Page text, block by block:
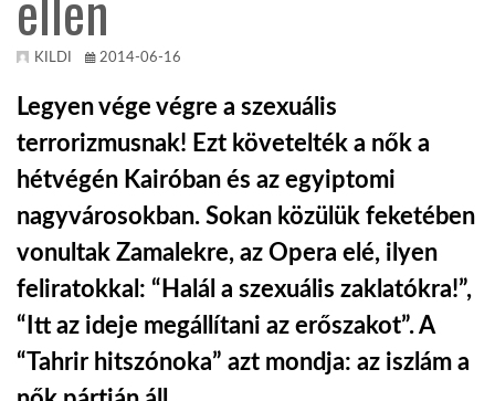
GLOBOTV
AFRIKA TUDÁSTÁR
A NAP SZÉPE
LINKTR.EE
GLOBOZSARU
KILDI 2014-06-16
Legyen vége végre a szexuális
terrorizmusnak! Ezt követelték a nők a
hétvégén Kairóban és az egyiptomi
nagyvárosokban. Sokan közülük feketében
vonultak Zamalekre, az Opera elé, ilyen
feliratokkal: “Halál a szexuális zaklatókra!”,
“Itt az ideje megállítani az erőszakot”. A
“Tahrir hitszónoka” azt mondja: az iszlám a